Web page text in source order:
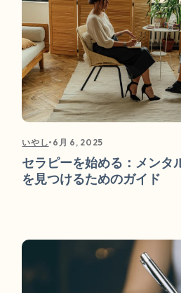
いやし• 6月 6, 2025
セラピーを始める：メンタ
を見つけるためのガイド